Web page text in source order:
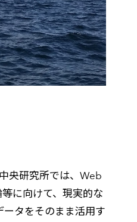
央研究所では、Web
に向けて、現実的な
タをそのまま活用す